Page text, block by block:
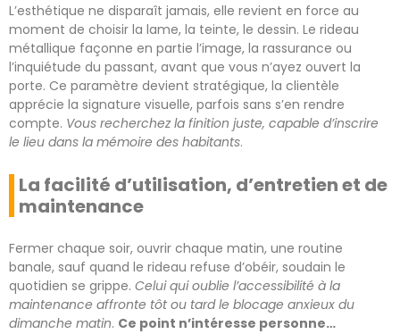
L’esthétique ne disparaît jamais, elle revient en force au
moment de choisir la lame, la teinte, le dessin. Le rideau
métallique façonne en partie l’image, la rassurance ou
l’inquiétude du passant, avant que vous n’ayez ouvert la
porte. Ce paramètre devient stratégique, la clientèle
apprécie la signature visuelle, parfois sans s’en rendre
compte. Vous recherchez la finition juste, capable d’inscrire
le lieu dans la mémoire des habitants.
La facilité d’utilisation, d’entretien et de
maintenance
Fermer chaque soir, ouvrir chaque matin, une routine
banale, sauf quand le rideau refuse d’obéir, soudain le
quotidien se grippe. Celui qui oublie l’accessibilité à la
maintenance affronte tôt ou tard le blocage anxieux du
dimanche matin. Ce point n’intéresse personne…